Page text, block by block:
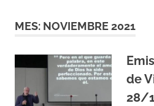
MES: NOVIEMBRE 2021
de
28/